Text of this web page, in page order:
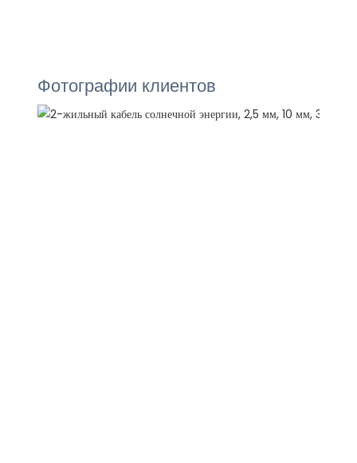
Фотографии клиентов